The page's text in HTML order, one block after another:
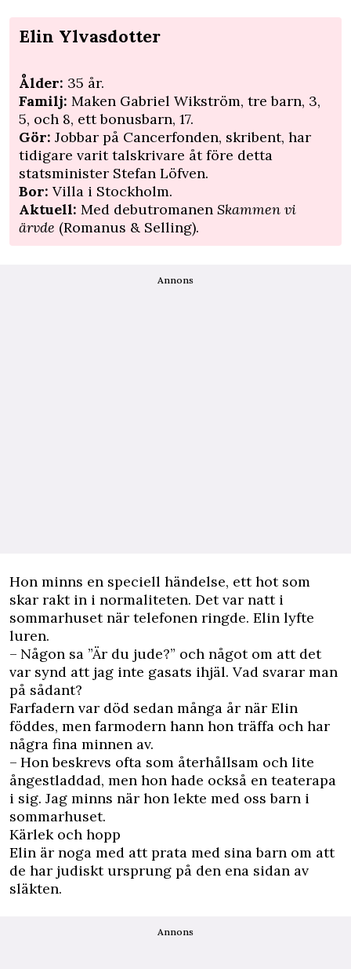
Elin Ylvasdotter
Ålder: 35 år.
Familj: Maken Gabriel Wikström, tre barn, 3,
5, och 8, ett bonusbarn, 17.
Gör: Jobbar på Cancerfonden, skribent, har
tidigare varit talskrivare åt före detta
statsminister Stefan Löfven.
Bor: Villa i Stockholm.
Aktuell: Med debutromanen Skammen vi
ärvde (Romanus & Selling).
Annons
Hon minns en speciell händelse, ett hot som
skar rakt in i normaliteten. Det var natt i
sommarhuset när telefonen ringde. Elin lyfte
luren.
– Någon sa ”Är du jude?” och något om att det
var synd att jag inte gasats ihjäl. Vad svarar man
på sådant?
Farfadern var död sedan många år när Elin
föddes, men farmodern hann hon träffa och har
några fina ­minnen av.
– Hon beskrevs ofta som återhållsam och lite
ångestladdad, men hon hade också en teaterapa
i sig. Jag minns när hon lekte med oss barn i
sommarhuset.
Kärlek och hopp
Elin är noga med att prata med sina barn om att
de har judiskt ursprung på den ena sidan av
släkten.
Annons